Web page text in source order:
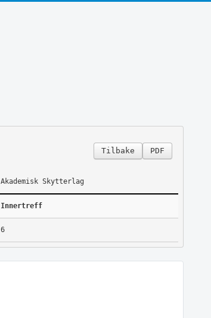
PDF
Tilbake
Akademisk Skytterlag
Innertreff
6